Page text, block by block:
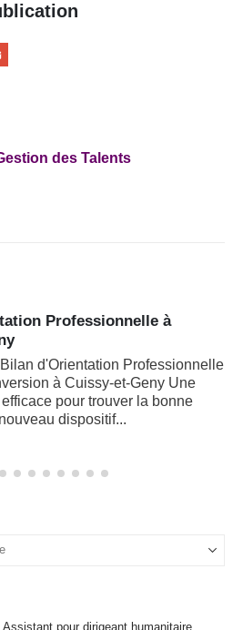
des Talents
Professionnelle à
d'Orientation Professionnelle
à Cuissy-et-Geny Une
pour trouver la bonne
dispositif...
Assistant pour dirigeant humanitaire